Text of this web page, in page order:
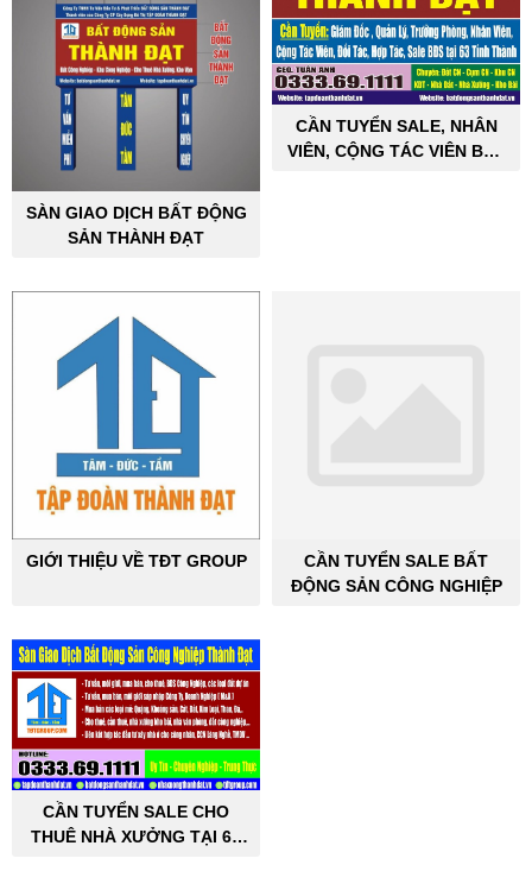
SÀN GIAO DỊCH BẤT ĐỘNG
SẢN THÀNH ĐẠT
CẦN TUYỂN SALE, NHÂN
VIÊN, CỘNG TÁC VIÊN BẤT
GIỚI THIỆU VỀ TĐT GROUP
CẦN TUYỂN SALE BẤT
ĐỘNG SẢN CÔNG NGHIỆP
CẦN TUYỂN SALE CHO
THUÊ NHÀ XƯỞNG TẠI 63